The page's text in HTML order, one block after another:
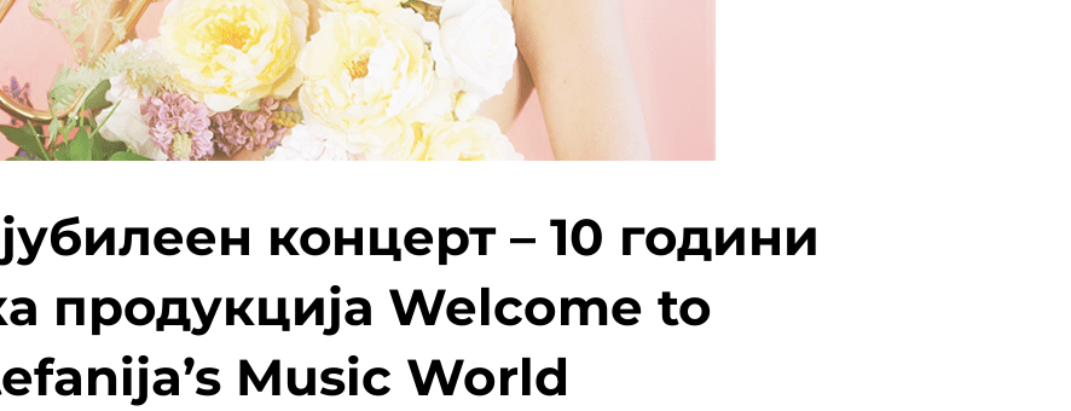
концерт – 10 години
продукција Welcome to
Music World